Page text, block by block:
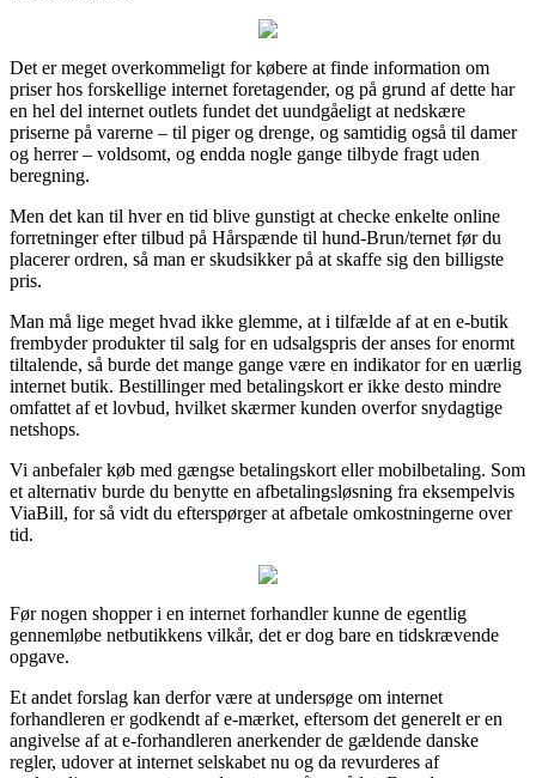
Det er meget overkommeligt for købere at finde information om
priser hos forskellige internet foretagender, og på grund af dette har
en hel del internet outlets fundet det uundgåeligt at nedskære
priserne på varerne – til piger og drenge, og samtidig også til damer
og herrer – voldsomt, og endda nogle gange tilbyde fragt uden
beregning.
Men det kan til hver en tid blive gunstigt at checke enkelte online
forretninger efter tilbud på Hårspænde til hund-Brun/ternet før du
placerer ordren, så man er skudsikker på at skaffe sig den billigste
pris.
Man må lige meget hvad ikke glemme, at i tilfælde af at en e-butik
frembyder produkter til salg for en udsalgspris der anses for enormt
tiltalende, så burde det mange gange være en indikator for en uærlig
internet butik. Bestillinger med betalingskort er ikke desto mindre
omfattet af et lovbud, hvilket skærmer kunden overfor snydagtige
netshops.
Vi anbefaler køb med gængse betalingskort eller mobilbetaling. Som
et alternativ burde du benytte en afbetalingsløsning fra eksempelvis
ViaBill, for så vidt du efterspørger at afbetale omkostningerne over
tid.
Før nogen shopper i en internet forhandler kunne de egentlig
gennemløbe netbutikkens vilkår, det er dog bare en tidskrævende
opgave.
Et andet forslag kan derfor være at undersøge om internet
forhandleren er godkendt af e-mærket, eftersom det generelt er en
angivelse af at e-forhandleren anerkender de gældende danske
regler, udover at internet selskabet nu og da revurderes af